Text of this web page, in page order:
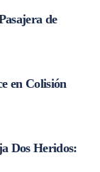
de
en Colisión
Dos Heridos: